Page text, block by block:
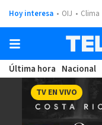
Hoy interesa OIJ Clima
Última hora Nacional
TV EN VIVO